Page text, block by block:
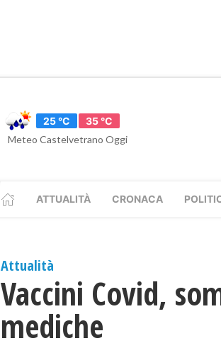
25 °C
35 °C
Meteo Castelvetrano Oggi
ATTUALITÀ CRONACA
Attualità
Vaccini Covid,
mediche